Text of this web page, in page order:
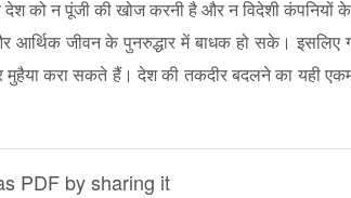
को न पूंजी की खोज करनी है और न विदेशी कंपनियों
जीवन के पुनरुद्धार में बाधक हो सके। इसलिए
मुहैया करा सकते हैं। देश की तकदीर बदलने का यही
PDF by sharing it